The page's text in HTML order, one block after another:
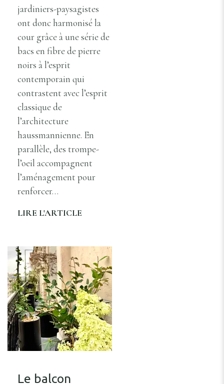
jardiniers-paysagistes
ont donc harmonisé la
cour grâce à une série de
bacs en fibre de pierre
noirs à l’esprit
contemporain qui
contrastent avec l’esprit
classique de
l’architecture
haussmannienne. En
parallèle, des trompe-
l’oeil accompagnent
l’aménagement pour
renforcer…
LIRE L'ARTICLE
Le balcon